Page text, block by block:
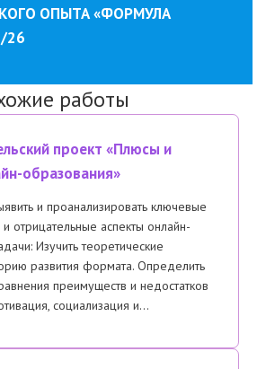
ОПЫТА «ФОРМУЛА
26
работы
проект «Плюсы и
образования»
и проанализировать ключевые
отрицательные аспекты онлайн-
Изучить теоретические
развития формата. ​Определить
преимуществ и недостатков
социализация и…